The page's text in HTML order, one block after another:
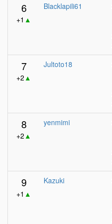
6
+1 ▲
Blacklapili61
7
+2 ▲
Jultoto18
8
+2 ▲
yenmimi
9
+1 ▲
Kazuki